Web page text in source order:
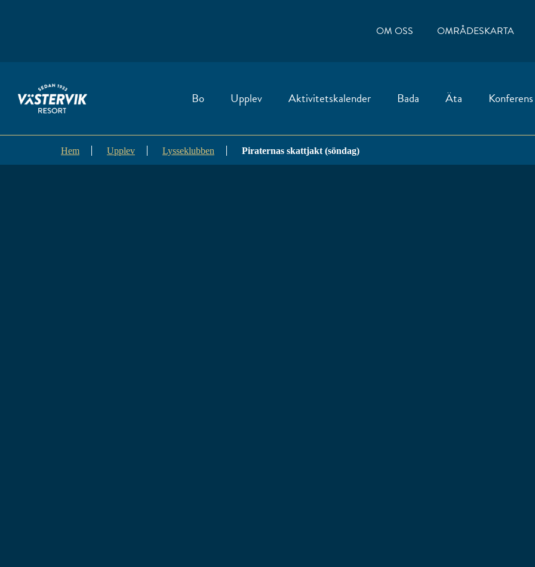
OM OSS OMRÅDESKARTA
Bo Upplev Aktivitetskalender Bada Äta
Hem Upplev Lysseklubben Piraternas skattjakt (söndag)